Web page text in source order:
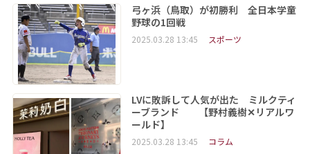
弓ヶ浜（鳥取）が初勝利 全日本学童
野球の1回戦
2025.03.28 13:45 スポーツ
LVに敗訴して人気が出た ミルクティ
ーブランド 【野村義樹✕リアルワ
ールド】
2025.03.28 13:45 コラム